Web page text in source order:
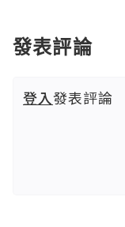
發表評論
登入發表評論